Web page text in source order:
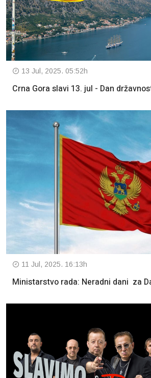
13 Jul, 2025. 05:52h
Crna Gora slavi 13. jul - Dan
11 Jul, 2025. 16:13h
Ministarstvo rada: Neradni dani za